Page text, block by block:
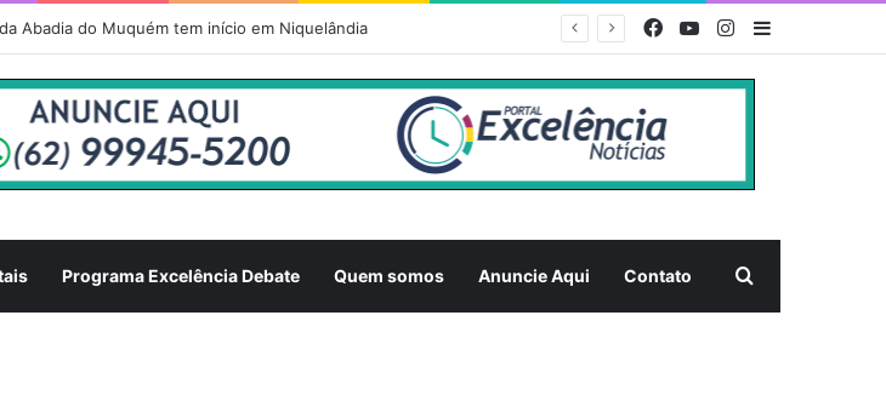
Abadia do Muquém tem início em Niquelândia FacebookYouTubeInstagram
Programa Excelência Debate Quem somos Anuncie Aqui Contato